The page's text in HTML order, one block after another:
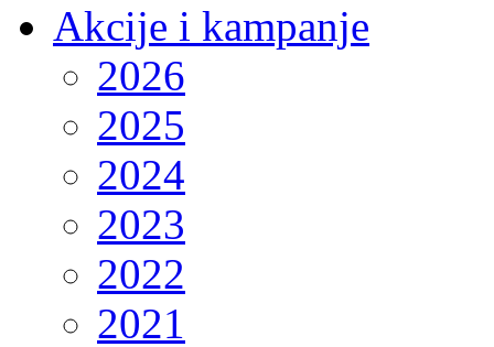
Akcije i kampanje
2026
2025
2024
2023
2022
2021